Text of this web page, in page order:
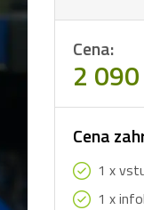
Cena:
2
Cena
1 x
1 x